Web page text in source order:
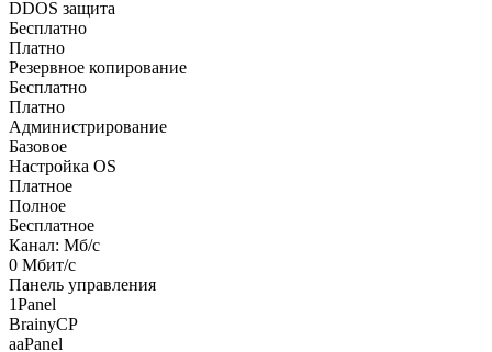
DDOS защита
Бесплатно
Платно
Резервное копирование
Бесплатно
Платно
Администрирование
Базовое
Настройка OS
Платное
Полное
Бесплатное
Канал: Мб/с
0 Мбит/с
Панель управления
1Panel
BrainyCP
aaPanel